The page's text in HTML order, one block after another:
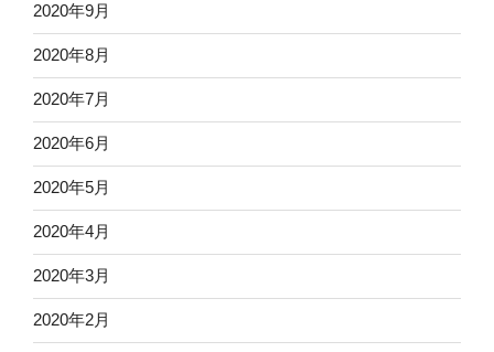
2020年9月
2020年8月
2020年7月
2020年6月
2020年5月
2020年4月
2020年3月
2020年2月